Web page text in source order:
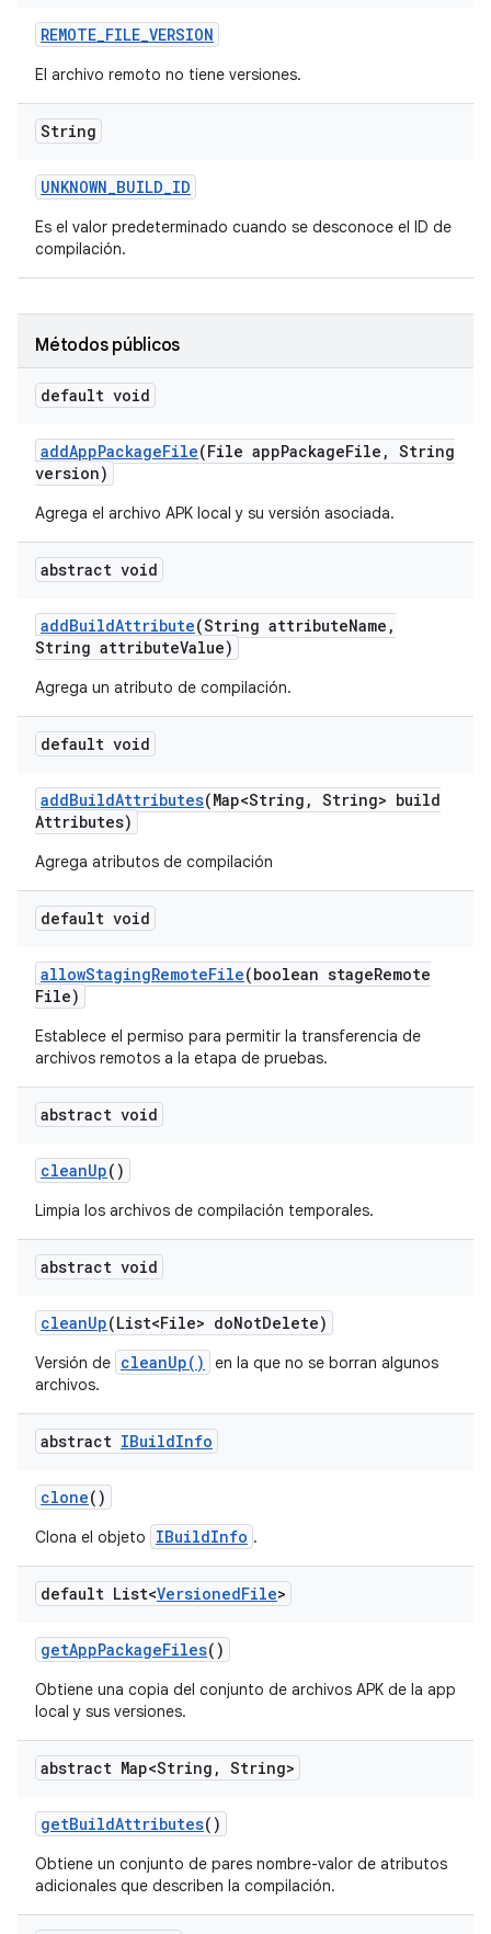
REMOTE_FILE_VERSION
El archivo remoto no tiene versiones.
String
UNKNOWN_BUILD_ID
Es el valor predeterminado cuando se desconoce el ID de
compilación.
Métodos públicos
default void
addAppPackageFile(File appPackageFile , String
version)
Agrega el archivo APK local y su versión asociada.
abstract void
addBuildAttribute(String attributeName ,
String attributeValue)
Agrega un atributo de compilación.
default void
addBuildAttributes(Map<String , String> build
Attributes)
Agrega atributos de compilación
default void
allowStagingRemoteFile(boolean stageRemote
File)
Establece el permiso para permitir la transferencia de
archivos remotos a la etapa de pruebas.
abstract void
cleanUp()
Limpia los archivos de compilación temporales.
abstract void
cleanUp(List<File> doNotDelete)
Versión de cleanUp()
en la que no se borran algunos
archivos.
abstract IBuildInfo
clone()
Clona el objeto IBuildInfo .
default List<VersionedFile>
getAppPackageFiles()
Obtiene una copia del conjunto de archivos APK de la app
local y sus versiones.
abstract Map<String , String>
getBuildAttributes()
Obtiene un conjunto de pares nombre-valor de atributos
adicionales que describen la compilación.